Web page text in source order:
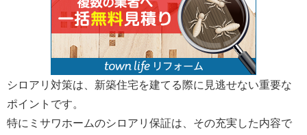
シロアリ対策は、新築住宅を建てる際に見逃せない重要な
ポイントです。
特にミサワホームのシロアリ保証は、その充実した内容で